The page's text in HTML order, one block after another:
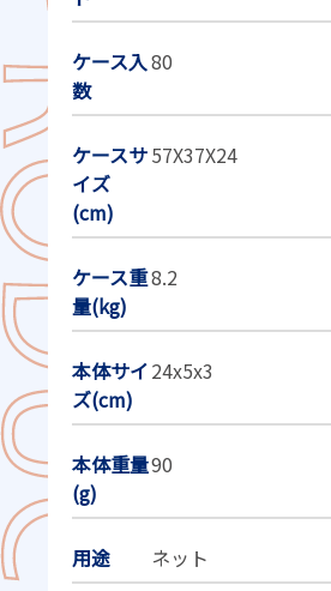
ケース入
数
80
ケースサ
イズ
(cm)
57X37X24
ケース重
量(kg)
8.2
本体サイ
ズ(cm)
24x5x3
本体重量
(g)
90
用途 ネット